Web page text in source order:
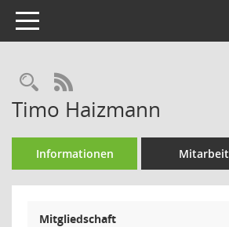
Toggle navigation
Rechercheauswahl
RSS-Feed
Timo Haizmann
Informationen Mitarbeit
Mitgliedschaft